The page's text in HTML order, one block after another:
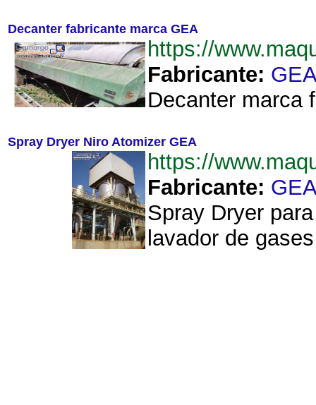
Decanter fabricante marca GEA
https://
Fabricante:
Decanter marca
Spray Dryer Niro Atomizer GEA
https://
Fabricante:
Spray Dryer
lavador de